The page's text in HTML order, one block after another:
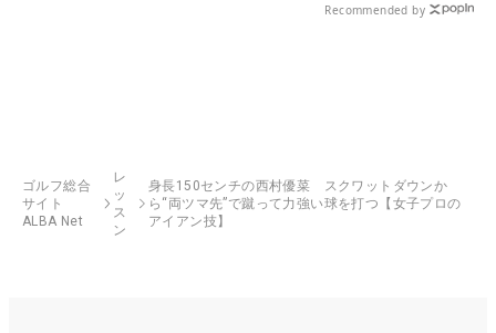
Recommended by
ゴルフ総合
サイト
ALBA Net
レ
ッ
ス
ン
身長150センチの西村優菜 スクワットダウンか
ら“両ツマ先”で蹴って力強い球を打つ【女子プロの
アイアン技】